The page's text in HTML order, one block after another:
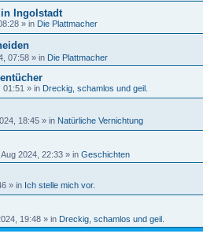
Ingolstadt
» in Die Plattmacher
07:58 » in Die Plattmacher
01:51 » in Dreckig, schamlos und geil.
18:45 » in Natürliche Vernichtung
Aug 2024, 22:33 » in Geschichten
» in Ich stelle mich vor.
19:48 » in Dreckig, schamlos und geil.